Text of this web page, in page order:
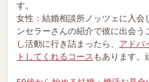
す。
女性：結婚相談所ノッツェに入会
ンセラーさんの紹介で彼に出会う
し活動に行き詰まったら、 アドバ
トしてくれるコース もあります。